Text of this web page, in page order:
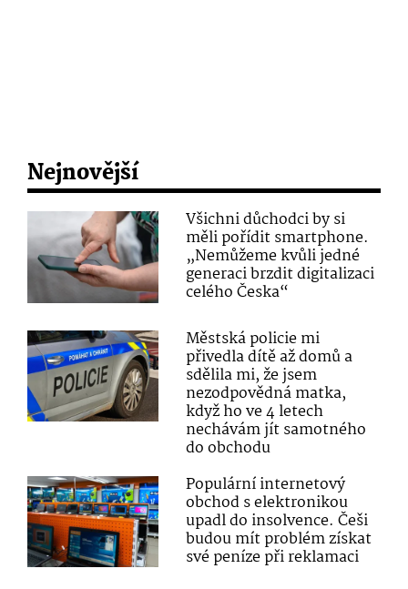
Nejnovější
Všichni důchodci by si
měli pořídit smartphone.
„Nemůžeme kvůli jedné
generaci brzdit digitalizaci
celého Česka“
Městská policie mi
přivedla dítě až domů a
sdělila mi, že jsem
nezodpovědná matka,
když ho ve 4 letech
nechávám jít samotného
do obchodu
Populární internetový
obchod s elektronikou
upadl do insolvence. Češi
budou mít problém získat
své peníze při reklamaci